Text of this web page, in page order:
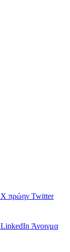
X πρώην Twitter
Άνοιγμα